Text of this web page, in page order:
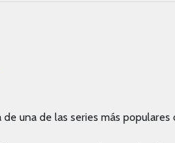
una de las series más